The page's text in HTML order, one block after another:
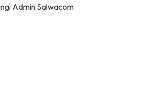
Admin Salwacom